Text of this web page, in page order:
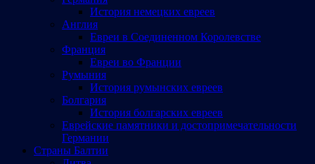
История немецких евреев
Англия
Евреи в Соединенном Королевстве
Франция
Евреи во Франции
Румыния
История румынских евреев
Болгария
История болгарских евреев
Еврейские памятники и достопримечательности
Германии
Страны Балтии